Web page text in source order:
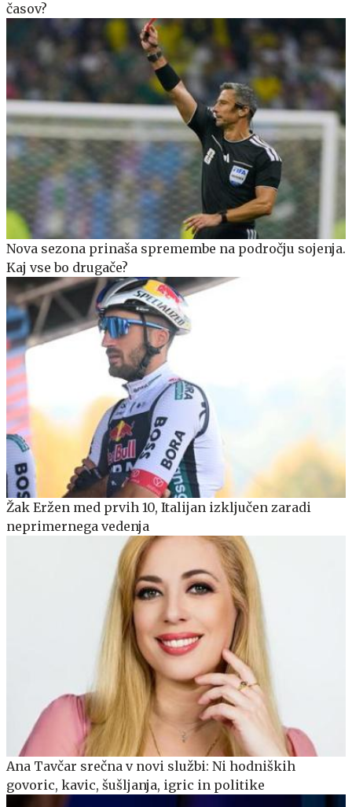
časov?
Nova sezona prinaša spremembe na področju sojenja.
Kaj vse bo drugače?
Žak Eržen med prvih 10, Italijan izključen zaradi
neprimernega vedenja
Ana Tavčar srečna v novi službi: Ni hodniških
govoric, kavic, šušljanja, igric in politike